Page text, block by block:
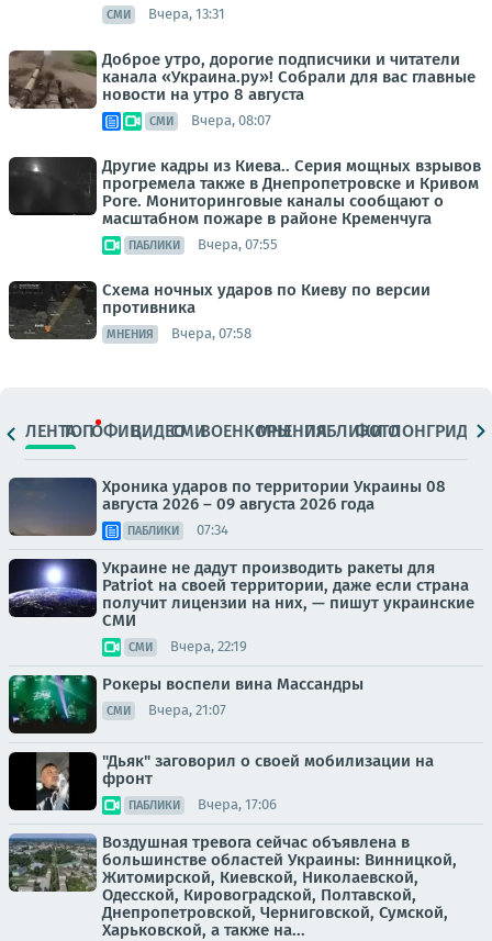
СМИ Вчера, 13:31
Доброе утро, дорогие подписчики и читатели
канала «Украина.ру»! Собрали для вас главные
новости на утро 8 августа
СМИ Вчера, 08:07
Другие кадры из Киева.. Серия мощных взрывов
прогремела также в Днепропетровске и Кривом
Роге. Мониторинговые каналы сообщают о
масштабном пожаре в районе Кременчуга
ПАБЛИКИ Вчера, 07:55
Схема ночных ударов по Киеву по версии
противника
МНЕНИЯ Вчера, 07:58
ЛЕНТАТОПОФИЦ.ВИДЕОСМИВОЕНКОРЫМНЕНИЯПАБЛИКИ
ФОТОЛОНГРИДЫ
Хроника ударов по территории Украины 08
августа 2026 – 09 августа 2026 года
ПАБЛИКИ 07:34
Украине не дадут производить ракеты для
Patriot на своей территории, даже если страна
получит лицензии на них, — пишут украинские
СМИ
СМИ Вчера, 22:19
Рокеры воспели вина Массандры
СМИ Вчера, 21:07
"Дьяк" заговорил о своей мобилизации на
фронт
ПАБЛИКИ Вчера, 17:06
Воздушная тревога сейчас объявлена в
большинстве областей Украины: Винницкой,
Житомирской, Киевской, Николаевской,
Одесской, Кировоградской, Полтавской,
Днепропетровской, Черниговской, Сумской,
Харьковской, а также на...